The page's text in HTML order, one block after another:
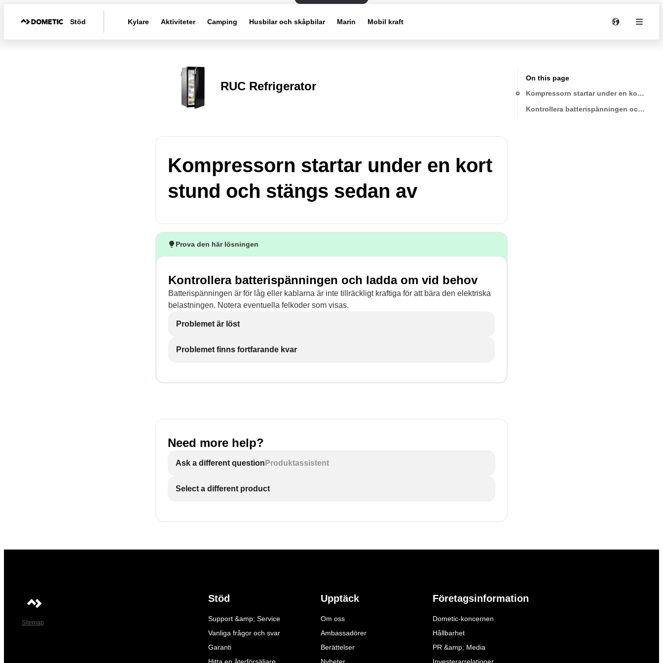
Stöd Kylare Aktiviteter Camping Husbilar och skåpbilar Marin Mobil kraft
RUC Refrigerator
Kompressorn startar under en kort
stund och stängs sedan av
Prova den här lösningen
Kontrollera batterispänningen och ladda om vid behov
Batterispänningen är för låg eller kablarna är inte tillräckligt kraftiga för att bära den elektriska
belastningen. Notera eventuella felkoder som visas.
Problemet är löst
Problemet finns fortfarande kvar
Need more help?
Ask a different question Produktassistent
Select a different product
On this page
Kompressorn startar under en kort
Kontrollera batterispänningen och
Sitemap
Stöd
Support &amp; Service
Vanliga frågor och svar
Garanti
Upptäck
Om oss
Ambassadörer
Berättelser
Företagsinformation
Dometic-koncernen
Hållbarhet
PR &amp; Media